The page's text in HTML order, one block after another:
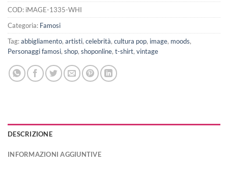
COD: iMAGE-1335-WHI
Categoria: Famosi
Tag:abbigliamento, artisti, celebrità, cultura pop, image, moods,
Personaggi famosi, shop, shoponline, t-shirt, vintage
DESCRIZIONE
INFORMAZIONI AGGIUNTIVE